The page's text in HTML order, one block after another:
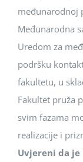
međunarodnoj
Međunarodna
Uredom za
podršku
fakultetu, u
Fakultet pruža
svim fazama
realizacije i
Uvjereni da